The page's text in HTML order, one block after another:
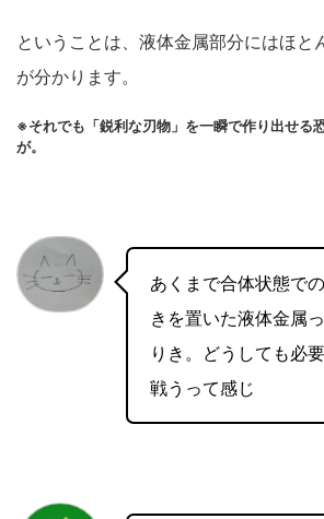
ということは、液体金属部分にはほと
が分かります。
※それでも「鋭利な刃物」を一瞬で作り出せる
が。
あくまで合体状態で
きを置いた液体金属
りき。どうしても必
戦うって感じ